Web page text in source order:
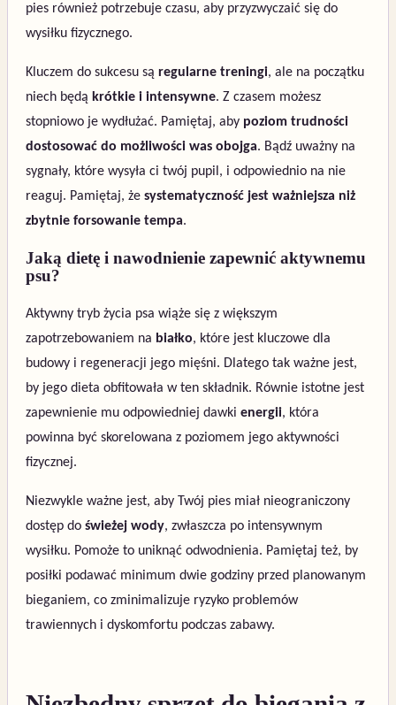
pies również potrzebuje czasu, aby przyzwyczaić się do
wysiłku fizycznego.
Kluczem do sukcesu są regularne treningi, ale na początku
niech będą krótkie i intensywne. Z czasem możesz
stopniowo je wydłużać. Pamiętaj, aby poziom trudności
dostosować do możliwości was obojga. Bądź uważny na
sygnały, które wysyła ci twój pupil, i odpowiednio na nie
reaguj. Pamiętaj, że systematyczność jest ważniejsza niż
zbytnie forsowanie tempa.
Jaką dietę i nawodnienie zapewnić aktywnemu
psu?
Aktywny tryb życia psa wiąże się z większym
zapotrzebowaniem na białko, które jest kluczowe dla
budowy i regeneracji jego mięśni. Dlatego tak ważne jest,
by jego dieta obfitowała w ten składnik. Równie istotne jest
zapewnienie mu odpowiedniej dawki energii, która
powinna być skorelowana z poziomem jego aktywności
fizycznej.
Niezwykle ważne jest, aby Twój pies miał nieograniczony
dostęp do świeżej wody, zwłaszcza po intensywnym
wysiłku. Pomoże to uniknąć odwodnienia. Pamiętaj też, by
posiłki podawać minimum dwie godziny przed planowanym
bieganiem, co zminimalizuje ryzyko problemów
trawiennych i dyskomfortu podczas zabawy.